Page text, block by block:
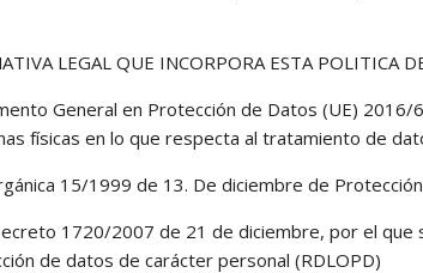
LEGAL QUE INCORPORA ESTA POLITICA
General en Protección de Datos (UE)
físicas en lo que respecta al tratamiento de
15/1999 de 13. De diciembre de
1720/2007 de 21 de diciembre, por el
de datos de carácter personal (RDLOPD)